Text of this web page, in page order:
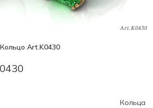
увеличить изображение
Кольцо Art.K0430
Кольца